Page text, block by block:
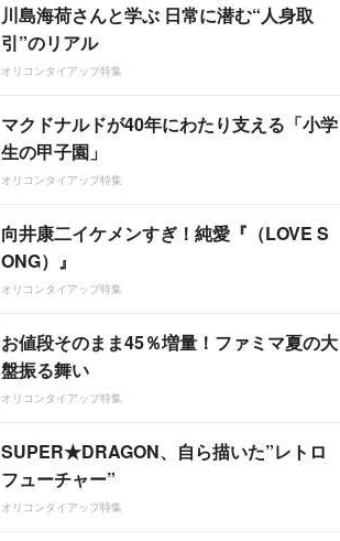
川島海荷さんと学ぶ 日常に潜む“人身取
引”のリアル
オリコンタイアップ特集
マクドナルドが40年にわたり支える「小学
生の甲子園」
オリコンタイアップ特集
向井康二イケメンすぎ！純愛『（LOVE S
ONG）』
オリコンタイアップ特集
お値段そのまま45％増量！ファミマ夏の大
盤振る舞い
オリコンタイアップ特集
SUPER★DRAGON、自ら描いた”レトロ
フューチャー”
オリコンタイアップ特集